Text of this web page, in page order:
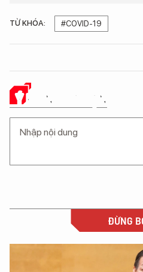
TỪ KHÓA: #COVID-19
Ý KIẾN CỦA BẠN
ĐỪNG